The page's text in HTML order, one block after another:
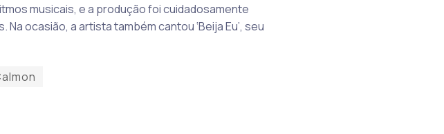
musicais, e a produção foi cuidadosamente
ocasião, a artista também cantou ‘Beija Eu’, seu